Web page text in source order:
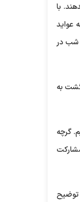
با
عواید
فروش بلیت آن به مناطق محروم تخصیص داده شد. امسال نیز همین موسیقی نمایش با آهنگسازی پوریا خادم و رهبری ارکستر بردیا کیارس به مدت ۵ شب در
به
گرچه
توضیح